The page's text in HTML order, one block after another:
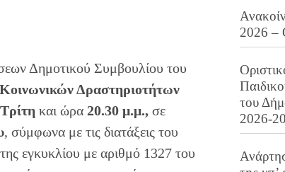
Δημοτικού Συμβουλίου του
Δραστηριοτήτων
και ώρα 20.30 μ.μ., σε
, σύμφωνα με τις διατάξεις του
εγκυκλίου με αριθμό 1327 του
2026 –
του
2026-